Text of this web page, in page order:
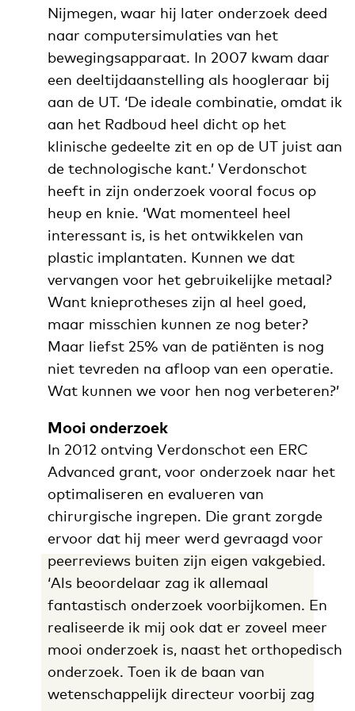
Nijmegen, waar hij later onderzoek deed
naar computersimulaties van het
bewegingsapparaat. In 2007 kwam daar
een deeltijdaanstelling als hoogleraar bij
aan de UT. ‘De ideale combinatie, omdat ik
aan het Radboud heel dicht op het
klinische gedeelte zit en op de UT juist aan
de technologische kant.’ Verdonschot
heeft in zijn onderzoek vooral focus op
heup en knie. ‘Wat momenteel heel
interessant is, is het ontwikkelen van
plastic implantaten. Kunnen we dat
vervangen voor het gebruikelijke metaal?
Want knieprotheses zijn al heel goed,
maar misschien kunnen ze nog beter?
Maar liefst 25% van de patiënten is nog
niet tevreden na afloop van een operatie.
Wat kunnen we voor hen nog verbeteren?’
Mooi onderzoek
In 2012 ontving Verdonschot een ERC
Advanced grant, voor onderzoek naar het
optimaliseren en evalueren van
chirurgische ingrepen. Die grant zorgde
ervoor dat hij meer werd gevraagd voor
peerreviews buiten zijn eigen vakgebied.
‘Als beoordelaar zag ik allemaal
fantastisch onderzoek voorbijkomen. En
realiseerde ik mij ook dat er zoveel meer
mooi onderzoek is, naast het orthopedisch
onderzoek. Toen ik de baan van
wetenschappelijk directeur voorbij zag